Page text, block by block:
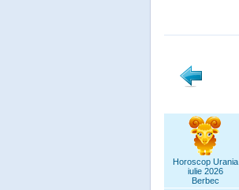
Horoscop Urania
iulie 2026
Berbec